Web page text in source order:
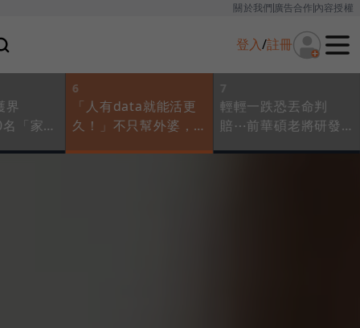
關於我們廣告合作內容授權
登入/註冊
界
「家天
6
「人有data就能活更
久！」不只幫外婆，
7
輕輕一跌恐丟命判
賠⋯前華碩老將研發